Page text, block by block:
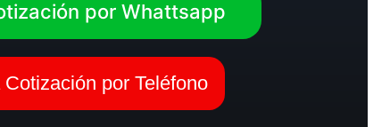
por Whattsapp
por Teléfono